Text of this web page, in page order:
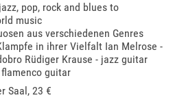
pop, rock and blues to
music
aus verschiedenen Genres
in ihrer Vielfalt Ian Melrose -
Rüdiger Krause - jazz guitar
guitar
Saal , 23 €